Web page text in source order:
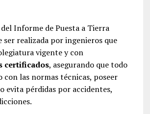
Informe de Puesta a Tierra
ser realizada por ingenieros que
vigente y con
certificados, asegurando que todo
con las normas técnicas, poseer
evita pérdidas por accidentes,